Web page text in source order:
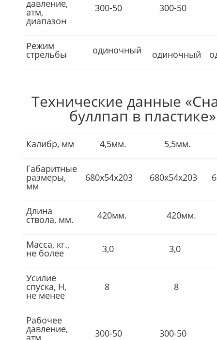
давление,
атм,
диапазон
300-50 300-50
Режим
стрельбы одиночный одиночный
Технические данные
буллпап в пластике»
Калибр, мм 4,5мм. 5,5мм.
Габаритные
размеры,
мм
680х54х203 680х54х203
Длина
ствола, мм. 420мм. 420мм.
Масса, кг.,
не более 3,0 3,0
Усилие
спуска, Н,
не менее
8 8
Рабочее
давление,
атм, 300-50 300-50